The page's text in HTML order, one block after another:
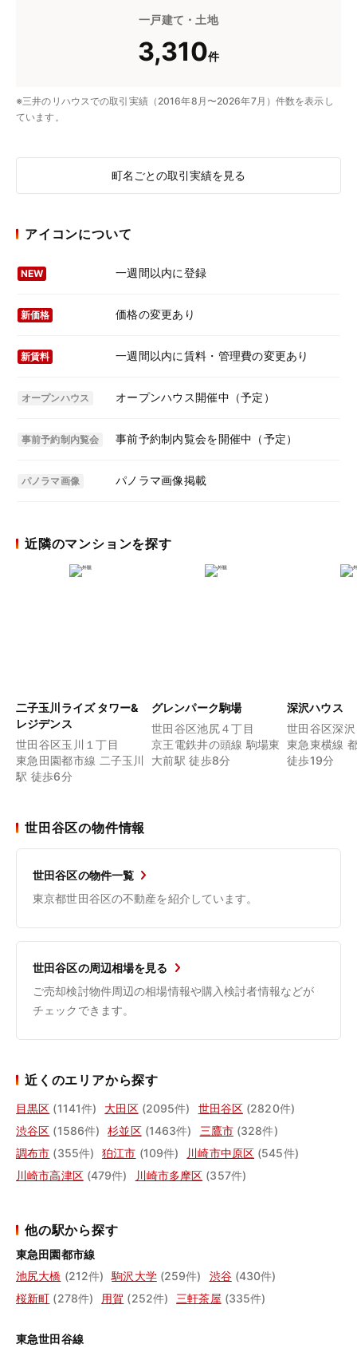
一戸建て・土地
3,310件
※三井のリハウスでの取引実績（2016年8月〜2026年7月）件数を表示し
ています。
町名ごとの取引実績を見る
アイコンについて
NEW 一週間以内に登録
新価格 価格の変更あり
新賃料 一週間以内に賃料・管理費の変更あり
オープンハウス オープンハウス開催中（予定）
事前予約制内覧会 事前予約制内覧会を開催中（予定）
パノラマ画像 パノラマ画像掲載
近隣のマンションを探す
二子玉川ライズ タワー&
レジデンス
世田谷区玉川１丁目
東急田園都市線 二子玉川
駅 徒歩6分
グレンパーク駒場
世田谷区池尻４丁目
京王電鉄井の頭線 駒場東
大前駅 徒歩8分
深沢ハウス
世田谷区深
東急東横線
徒歩19分
世田谷区の物件情報
世田谷区の物件一覧
東京都世田谷区の不動産を紹介しています。
世田谷区の周辺相場を見る
ご売却検討物件周辺の相場情報や購入検討者情報などが
チェックできます。
近くのエリアから探す
目黒区 (1141件) 大田区 (2095件) 世田谷区 (2820件)
渋谷区 (1586件) 杉並区 (1463件) 三鷹市 (328件)
調布市 (355件) 狛江市 (109件) 川崎市中原区 (545件)
川崎市高津区 (479件) 川崎市多摩区 (357件)
他の駅から探す
東急田園都市線
池尻大橋 (212件) 駒沢大学 (259件) 渋谷 (430件)
桜新町 (278件) 用賀 (252件) 三軒茶屋 (335件)
東急世田谷線